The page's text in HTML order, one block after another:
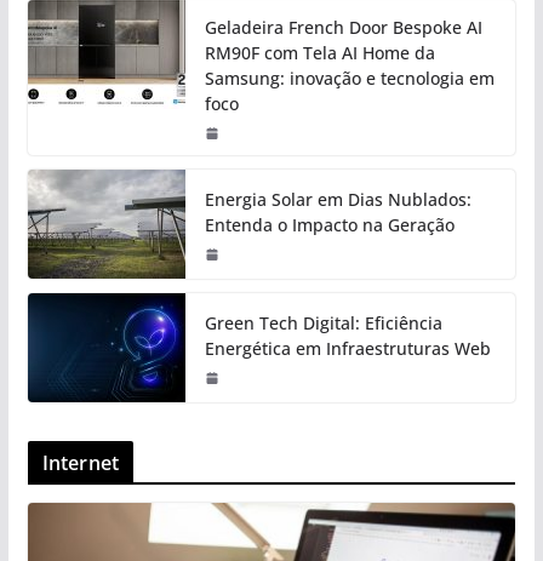
Geladeira French Door Bespoke AI
RM90F com Tela AI Home da
Samsung: inovação e tecnologia em
foco
Energia Solar em Dias Nublados:
Entenda o Impacto na Geração
Green Tech Digital: Eficiência
Energética em Infraestruturas Web
Internet